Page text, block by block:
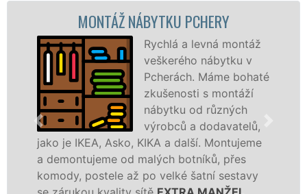
NÁBYTKU PCHERY
Rychlá a levná montáž
veškerého nábytku v
Pcherách. Máme bohaté
zkušenosti s montáží
nábytku od různých
výrobců a dodavatelů,
Asko, KIKA a další. Montujeme
od malých botníků, přes
postele až po velké šatní sestavy
různých
Nobilie,